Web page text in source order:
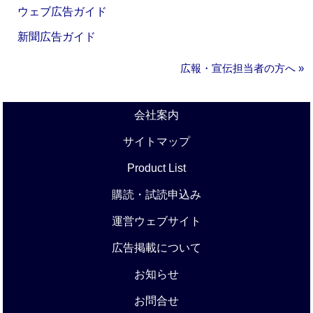
ウェブ広告ガイド
新聞広告ガイド
広報・宣伝担当者の方へ »
会社案内
サイトマップ
Product List
購読・試読申込み
運営ウェブサイト
広告掲載について
お知らせ
お問合せ